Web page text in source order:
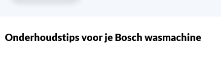
Onderhoudstips voor je Bosch wasmachine